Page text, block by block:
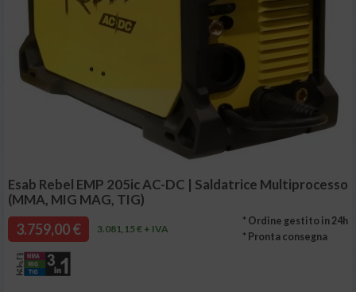
Esab Rebel EMP 205ic AC-DC | Saldatrice Multiprocesso
(MMA, MIG MAG, TIG)
3.759,00 € 3.081,15 € + IVA
* Ordine gestito in 24h
* Pronta consegna